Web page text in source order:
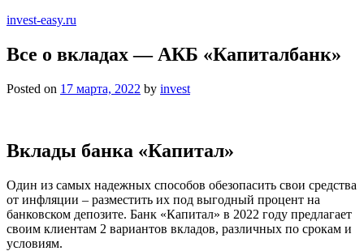
invest-easy.ru
Все о вкладах — АКБ «Капиталбанк»
Posted on 17 марта, 2022 by invest
Вклады банка «Капитал»
Один из самых надежных способов обезопасить свои средства
от инфляции – разместить их под выгодный процент на
банковском депозите. Банк «Капитал» в 2022 году предлагает
своим клиентам 2 вариантов вкладов, различных по срокам и
условиям.